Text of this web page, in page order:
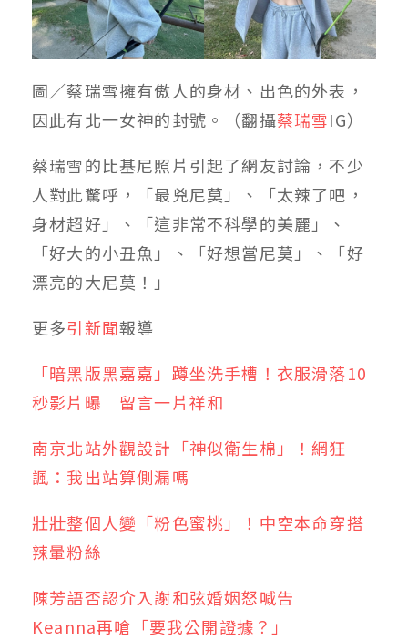
圖／蔡瑞雪擁有傲人的身材、出色的外表，
因此有北一女神的封號 。（翻攝蔡瑞雪IG）
蔡瑞雪的比基尼照片引起了網友討論，不少
人對此驚呼，「最兇尼莫」、「太辣了吧，
身材超好」、「這非常不科學的美麗」、
「好大的小丑魚」、「好想當尼莫」、「好
漂亮的大尼莫！」
更多引新聞報導
「暗黑版黑嘉嘉」蹲坐洗手槽！衣服滑落10
秒影片曝 留言一片祥和
南京北站外觀設計「神似衛生棉」！網狂
諷：我出站算側漏嗎
壯壯整個人變「粉色蜜桃」！中空本命穿搭
辣暈粉絲
陳芳語否認介入謝和弦婚姻怒喊告
Keanna再嗆「要我公開證據？」